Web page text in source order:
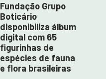
Fundação Grupo
Boticário
disponibiliza álbum
digital com 65
figurinhas de
espécies de fauna
e flora brasileiras